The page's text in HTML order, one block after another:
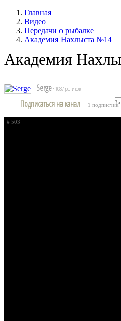
Главная
Видео
Передачи о рыбалке
Академия Нахлыста №14
Академия
Serge · 1087 роликов
Подписаться на канал · 1 подписчик
# 503